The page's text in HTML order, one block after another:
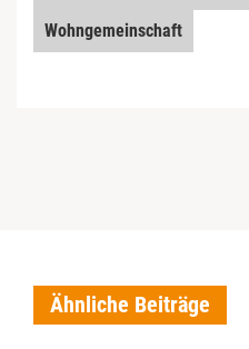
Wohngemeinschaft
Ähnliche Beiträge